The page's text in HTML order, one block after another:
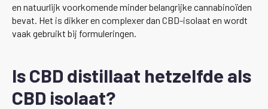
en natuurlijk voorkomende minder belangrijke cannabinoïden
bevat. Het is dikker en complexer dan CBD-isolaat en wordt
vaak gebruikt bij formuleringen.
Is CBD distillaat hetzelfde als
CBD isolaat?